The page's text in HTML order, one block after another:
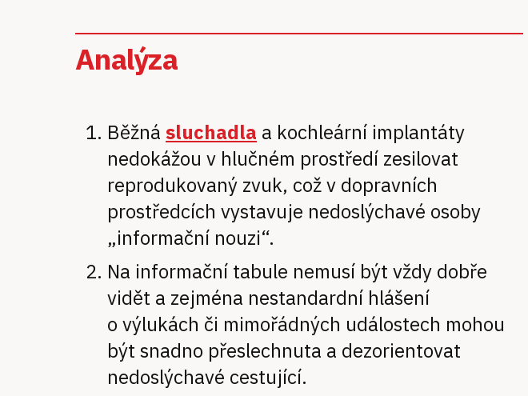
Analýza
Běžná sluchadla a kochleární implantáty
nedokážou v hlučném prostředí zesilovat
reprodukovaný zvuk, což v dopravních
prostředcích vystavuje nedoslýchavé osoby
„informační nouzi“.
Na informační tabule nemusí být vždy dobře
vidět a zejména nestandardní hlášení
o výlukách či mimořádných událostech mohou
být snadno přeslechnuta a dezorientovat
nedoslýchavé cestující.